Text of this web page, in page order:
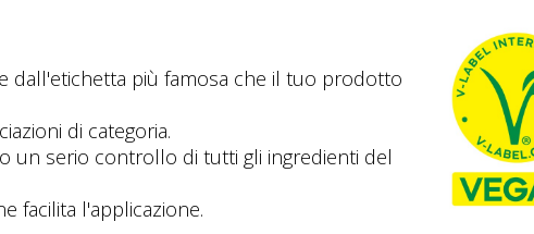
dall'etichetta più famosa che il tuo prodotto
di categoria.
un serio controllo di tutti gli ingredienti del
facilita l'applicazione.